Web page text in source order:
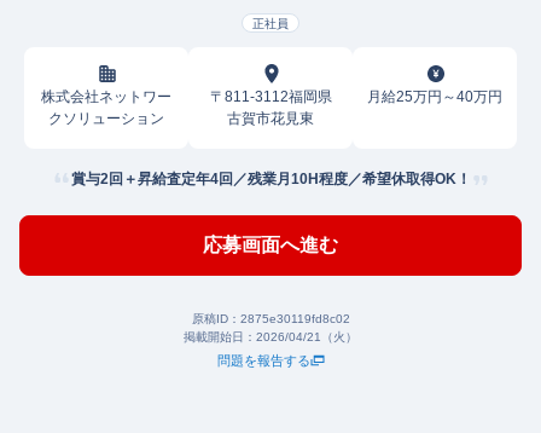
正社員
株式会社ネットワー
クソリューション
〒811-3112福岡県
古賀市花見東
月給25万円～40万円
賞与2回＋昇給査定年4回／残業月10H程度／希望休取得OK！
応募画面へ進む
原稿ID： 2875e30119fd8c02
掲載開始日： 2026/04/21（火）
問題を報告する